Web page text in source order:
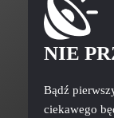
NIE
Bądź
ciekawego